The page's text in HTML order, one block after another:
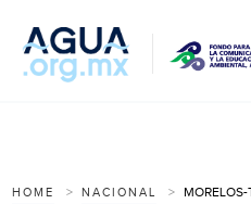
HOME NACIONAL